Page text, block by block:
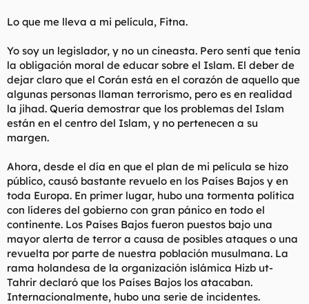
Lo que me lleva a mi película, Fitna.
Yo soy un legislador, y no un cineasta. Pero sentí que tenía
la obligación moral de educar sobre el Islam. El deber de
dejar claro que el Corán está en el corazón de aquello que
algunas personas llaman terrorismo, pero es en realidad
la jihad. Quería demostrar que los problemas del Islam
están en el centro del Islam, y no pertenecen a su
margen.
Ahora, desde el día en que el plan de mi película se hizo
público, causó bastante revuelo en los Países Bajos y en
toda Europa. En primer lugar, hubo una tormenta política
con líderes del gobierno con gran pánico en todo el
continente. Los Países Bajos fueron puestos bajo una
mayor alerta de terror a causa de posibles ataques o una
revuelta por parte de nuestra población musulmana. La
rama holandesa de la organización islámica Hizb ut-
Tahrir declaró que los Países Bajos los atacaban.
Internacionalmente, hubo una serie de incidentes.